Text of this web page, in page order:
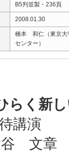
B5判並製・236頁
2008.01.30
橋本 和仁（東京大
センター）
らく新
講演
文章